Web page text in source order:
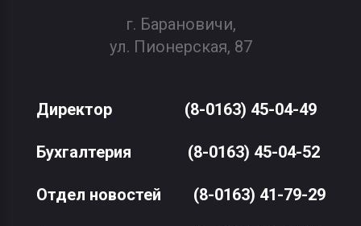
г. Барановичи,
ул. Пионерская, 87
Директор (8-0163) 45-04-49
Бухгалтерия (8-0163) 45-04-52
Отдел новостей (8-0163) 41-79-29